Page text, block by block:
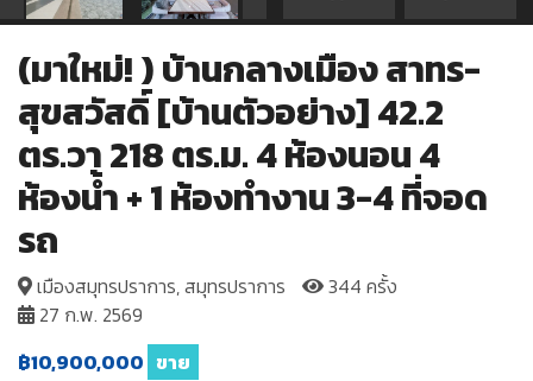
(มาใหม่! ) บ้านกลางเมือง สาทร-
สุขสวัสดิ์ [บ้านตัวอย่าง] 42.2
ตร.วา 218 ตร.ม. 4 ห้องนอน 4
ห้องน้ำ + 1 ห้องทำงาน 3-4 ที่จอด
รถ
เมืองสมุทรปราการ, สมุทรปราการ
344 ครั้ง
27 ก.พ. 2569
฿10,900,000 ขาย